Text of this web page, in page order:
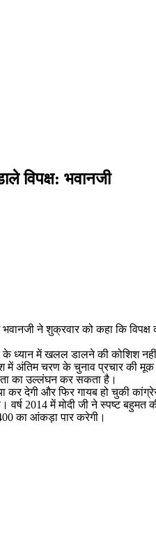
विपक्ष: भवानजी
भवानजी ने शुक्रवार को कहा कि
के ध्यान में खलल डालने की कोशिश नहीं
में अंतिम चरण के चुनाव प्रचार
का उल्लंघन कर सकता है।
देगी और फिर गायब हो चुकी
2014 में मोदी जी ने स्पष्ट
का आंकड़ा पार करेगी।